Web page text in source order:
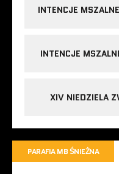
INTENCJE
INTENCJE
XIV NIEDZIELA
PARAFIA MB ŚNIEŻNA